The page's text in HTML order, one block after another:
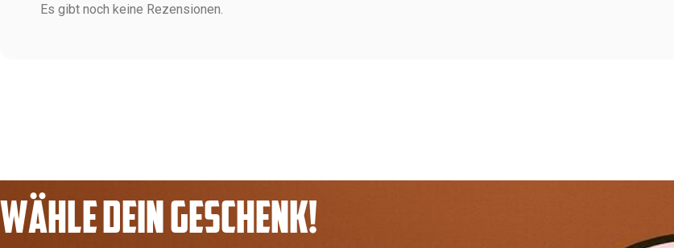
Es gibt noch keine Rezensionen.
WÄHLE DEIN GESCHENK!